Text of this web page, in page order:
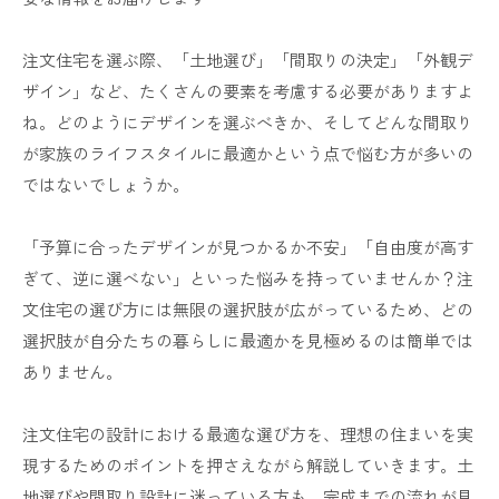
注文住宅を選ぶ際、「土地選び」「間取りの決定」「外観デ
ザイン」など、たくさんの要素を考慮する必要がありますよ
ね。どのようにデザインを選ぶべきか、そしてどんな間取り
が家族のライフスタイルに最適かという点で悩む方が多いの
ではないでしょうか。
「予算に合ったデザインが見つかるか不安」「自由度が高す
ぎて、逆に選べない」といった悩みを持っていませんか？注
文住宅の選び方には無限の選択肢が広がっているため、どの
選択肢が自分たちの暮らしに最適かを見極めるのは簡単では
ありません。
注文住宅の設計における最適な選び方を、理想の住まいを実
現するためのポイントを押さえながら解説していきます。土